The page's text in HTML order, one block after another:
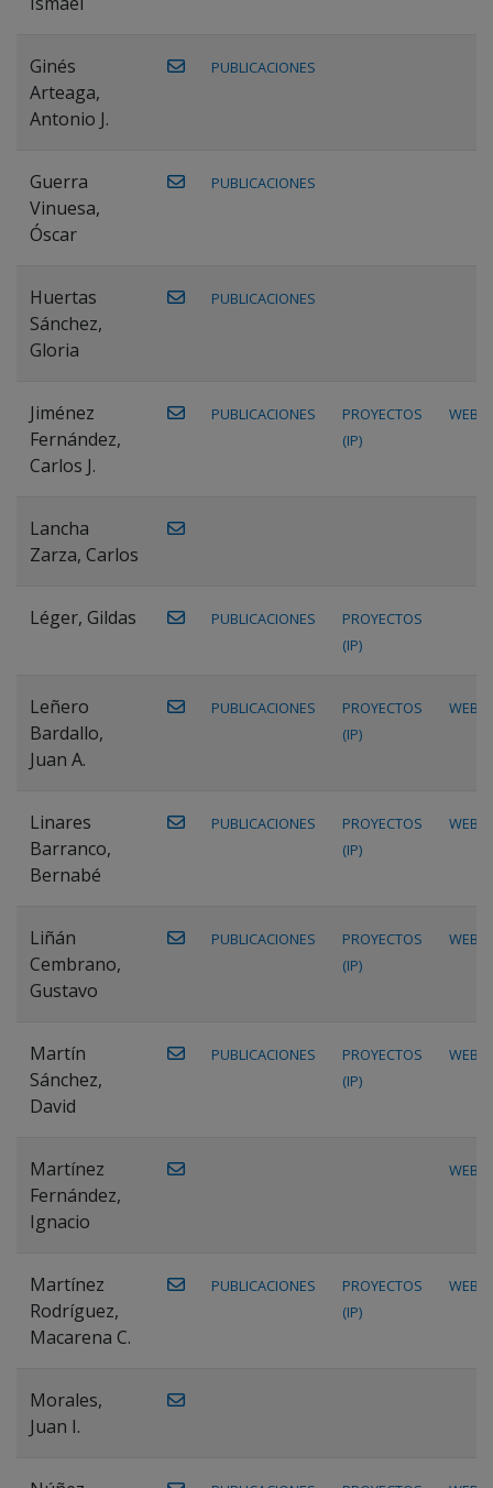
Ginés
Arteaga,
Antonio J.
PUBLICACIONES
Guerra
Vinuesa,
Óscar
PUBLICACIONES
Huertas
Sánchez,
Gloria
PUBLICACIONES
Jiménez
Fernández,
Carlos J.
PUBLICACIONES
PROYECTOS
(IP)
WEB
Lancha
Zarza, Carlos
Léger, Gildas PUBLICACIONES
PROYECTOS
(IP)
Leñero
Bardallo,
Juan A.
PUBLICACIONES
PROYECTOS
(IP)
WEB
Linares
Barranco,
Bernabé
PUBLICACIONES
PROYECTOS
(IP)
WEB
Liñán
Cembrano,
Gustavo
PUBLICACIONES
PROYECTOS
(IP)
WEB
Martín
Sánchez,
David
PUBLICACIONES
PROYECTOS
(IP)
WEB
Martínez
Fernández,
Ignacio
WEB
Martínez
Rodríguez,
Macarena C.
PUBLICACIONES
PROYECTOS
(IP)
WEB
Morales,
Juan I.